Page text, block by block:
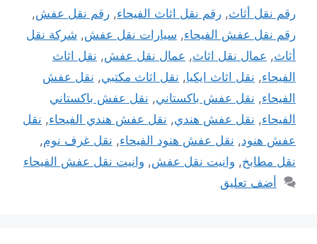
رقم نقل أثاث, رقم نقل اثاث الفيحاء, رقم نقل عفش,
رقم نقل عفش الفيحاء, سيارات نقل عفش, شركة نقل
أثاث, عمال نقل اثاث, عمال نقل عفش, نقل اثاث
الفيحاء, نقل اثاث ايكيا, نقل اثاث مكتبي, نقل عفش
الفيحاء, نقل عفش باكستاني, نقل عفش باكستاني
الفيحاء, نقل عفش هندي, نقل عفش هندي الفيحاء, نقل
عفش هنود, نقل عفش هنود الفيحاء, نقل غرف نوم,
نقل مطابخ, وانيت نقل عفش, وانيت نقل عفش الفيحاء
أضف تعليق